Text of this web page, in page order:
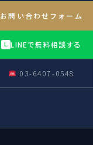
お問い合わせフォーム
L LINEで無料相談する
03-6407-0548